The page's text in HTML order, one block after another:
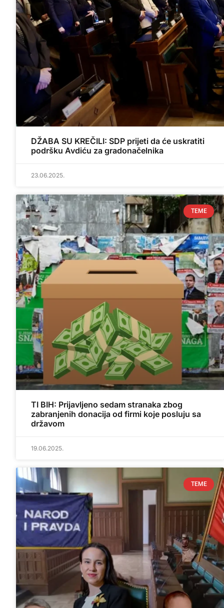
DŽABA SU KREČILI: SDP prijeti da će uskratiti
podršku Avdiću za gradonačelnika
23.06.2025.
TEME
TI BIH: Prijavljeno sedam stranaka zbog
zabranjenih donacija od firmi koje posluju sa
državom
19.06.2025.
TEME